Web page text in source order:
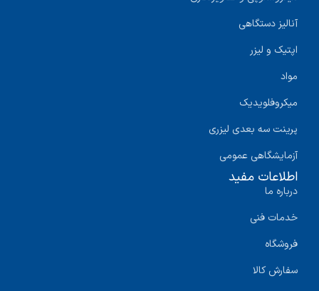
آنالیز دستگاهی
اپتیک و لیزر
مواد
میکروفلویدیک
پرینت سه‌ بعدی لیزری
آزمایشگاهی عمومی
اطلاعات مفید
درباره ما
خدمات فنی
فروشگاه
سفارش کالا